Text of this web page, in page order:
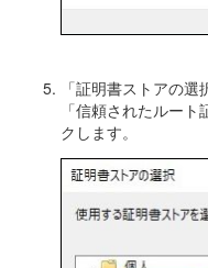
「証明書ストアの選
「信頼されたルー
クします。